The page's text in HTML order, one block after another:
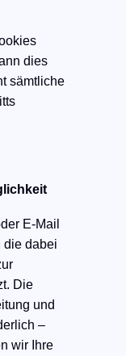
dies
sämtliche
E-Mail
die dabei
Die
und
–
wir Ihre